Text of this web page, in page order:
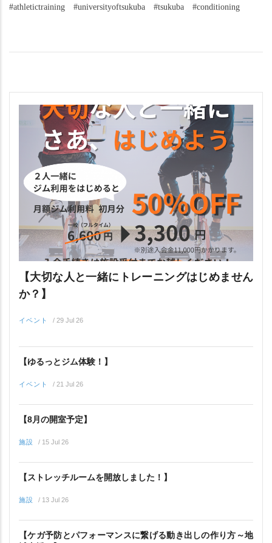
#athletictraining　#universityoftsukuba　#tsukuba　#conditioning
【大切な人と一緒にトレーニングはじめません
か？】
イベント / 29 Jul 26
【ゆるっとジム体験！】
イベント / 21 Jul 26
【8月の開室予定】
施設 / 15 Jul 26
【ストレッチルームを開放しました！】
施設 / 13 Jul 26
【ケガ予防とパフォーマンスに繋げる動き出しの作り方～地